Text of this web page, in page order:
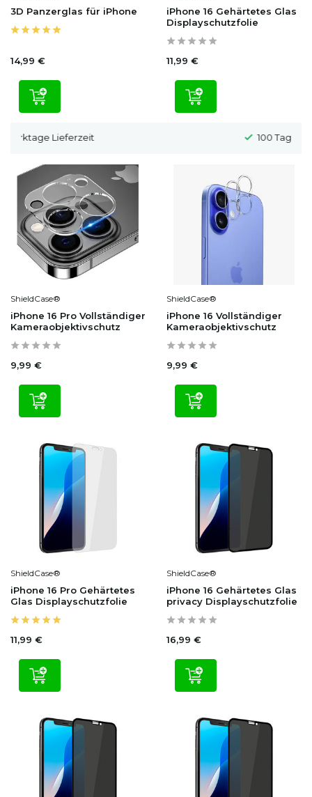
3D Panzerglas für iPhone
14,99 €
iPhone 16 Gehärtetes Glas
Displayschutzfolie
11,99 €
ShieldCase®
iPhone 16 Pro Vollständiger
Kameraobjektivschutz
9,99 €
ShieldCase®
iPhone 16 Vollständiger
Kameraobjektivschutz
9,99 €
ShieldCase®
iPhone 16 Pro Gehärtetes
Glas Displayschutzfolie
11,99 €
ShieldCase®
iPhone 16 Gehärtetes Glas
privacy Displayschutzfolie
16,99 €